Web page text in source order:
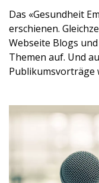
Das «Gesundheit
erschienen.
Webseite Blogs
Themen auf. Und
Publikumsvorträge